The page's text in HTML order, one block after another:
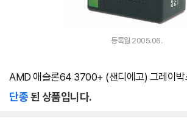
등록월 2005.06.
AMD 애슬론64 3700+ (샌디에고) 그레이박
단종된 상품입니다.